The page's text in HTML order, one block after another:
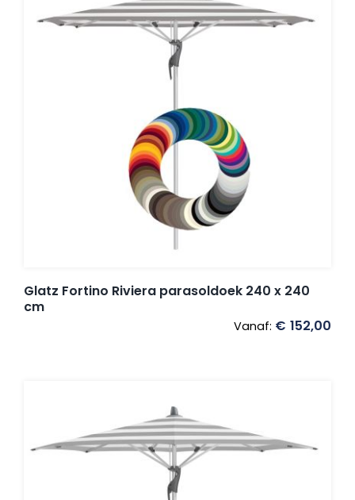
Glatz Fortino Riviera parasoldoek 240 x 240
cm
Vanaf: € 152,00